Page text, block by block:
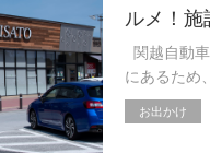
ルメ！施
関越自動
にあるため
お出かけ